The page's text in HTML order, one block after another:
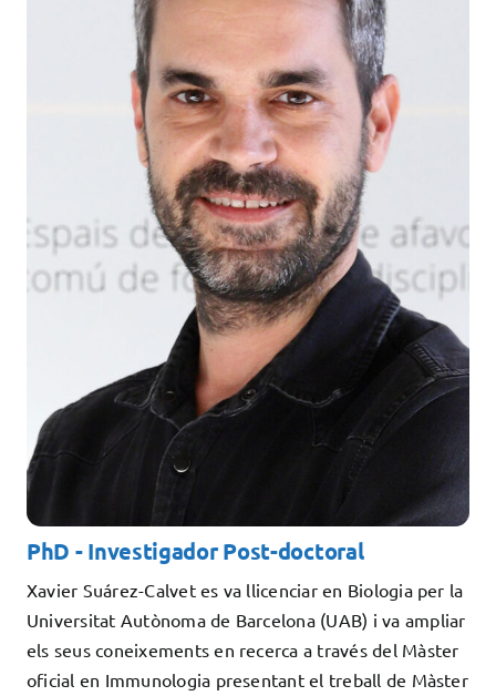
Com col·laborar?
PhD - Investigador Post-doctoral
Xavier Suárez-Calvet es va llicenciar en Biologia per la
Universitat Autònoma de Barcelona (UAB) i va ampliar
els seus coneixements en recerca a través del Màster
oficial en Immunologia presentant el treball de Màster